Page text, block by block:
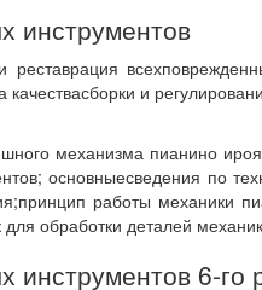
инструментов
реставрация
качествасборки и
механизма пианино
основныесведения по
работы механики
обработки деталей
инструментов 6-го